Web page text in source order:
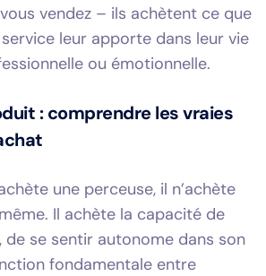
vendez – ils achètent ce que
leur apporte dans leur vie
ou émotionnelle.
: comprendre les vraies
une perceuse, il n’achète
Il achète la capacité de
de se sentir autonome dans son
fondamentale entre